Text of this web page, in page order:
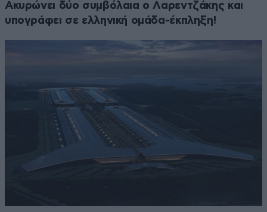
Ακυρώνει δύο συμβόλαια ο Λαρεντζάκης και
υπογράφει σε ελληνική ομάδα-έκπληξη!